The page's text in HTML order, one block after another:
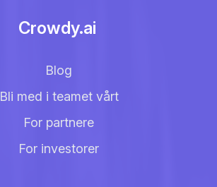
Crowdy.ai
Blog
Bli med i teamet vårt
For partnere
For investorer